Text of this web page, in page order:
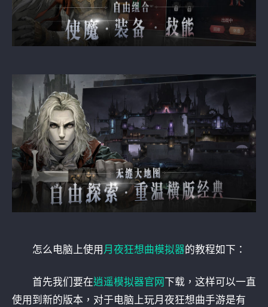
怎么电脑上使用月夜狂想曲模拟器的教程如下：
首先我们要在逍遥模拟器官网下载，这样可以一直
使用到新的版本，对于电脑上玩月夜狂想曲手游是有